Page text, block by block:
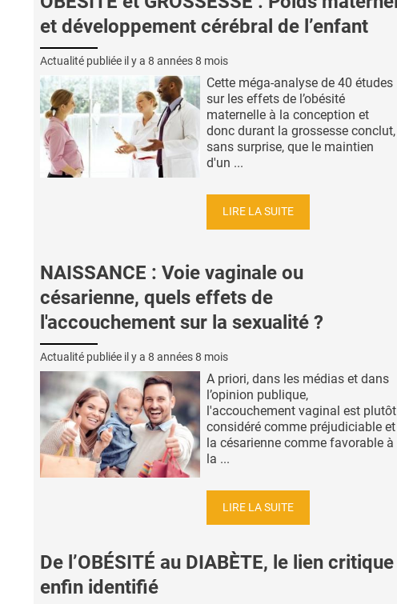
et développement cérébral de l’enfant
Actualité publiée il y a 8 années 8 mois
Cette méga-analyse de 40 études
sur les effets de l’obésité
maternelle à la conception et
donc durant la grossesse conclut,
sans surprise, que le maintien
d'un ...
LIRE LA SUITE
NAISSANCE : Voie vaginale ou
césarienne, quels effets de
l'accouchement sur la sexualité ?
Actualité publiée il y a 8 années 8 mois
A priori, dans les médias et dans
l’opinion publique,
l'accouchement vaginal est plutôt
considéré comme préjudiciable et
la césarienne comme favorable à
la ...
LIRE LA SUITE
De l’OBÉSITÉ au DIABÈTE, le lien critique
enfin identifié